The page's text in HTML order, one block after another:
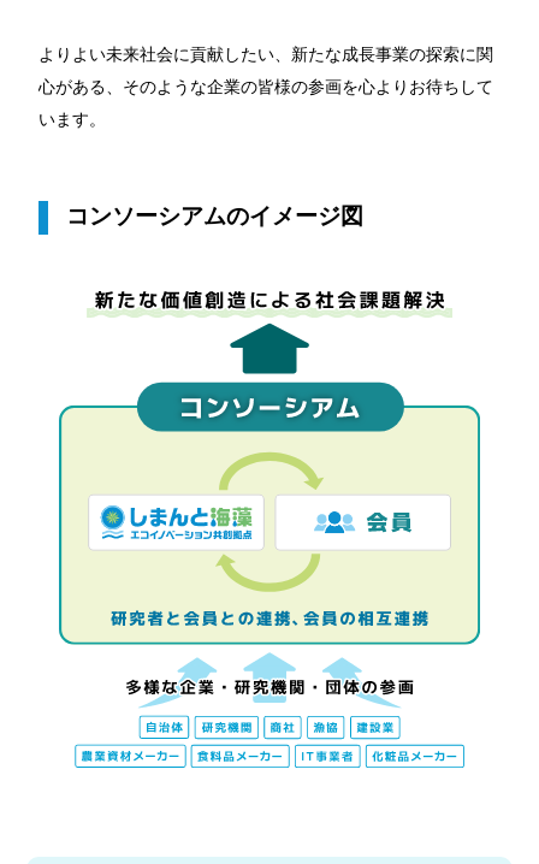
よりよい未来社会に貢献したい、新たな成長事業の探索に関
心がある、そのような企業の皆様の参画を心よりお待ちして
います。
コンソーシアムのイメージ図